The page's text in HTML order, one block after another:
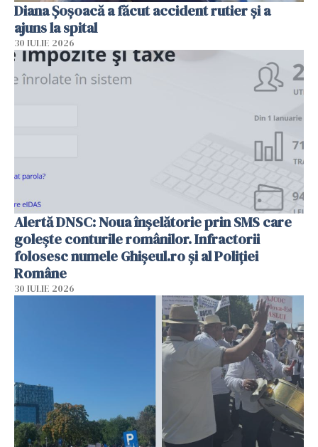
Diana Șoșoacă a făcut accident rutier și a
ajuns la spital
30 IULIE 2026
Alertă DNSC: Noua înșelătorie prin SMS care
golește conturile românilor. Infractorii
folosesc numele Ghișeul.ro și al Poliției
Române
30 IULIE 2026